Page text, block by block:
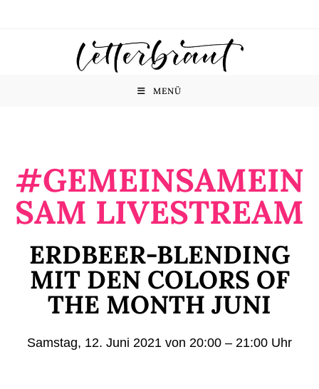
MENÜ
#GEMEINSAMEIN
SAM LIVESTREAM
ERDBEER-BLENDING
MIT DEN COLORS OF
THE MONTH JUNI
Samstag, 12. Juni 2021 von 20:00 – 21:00 Uhr